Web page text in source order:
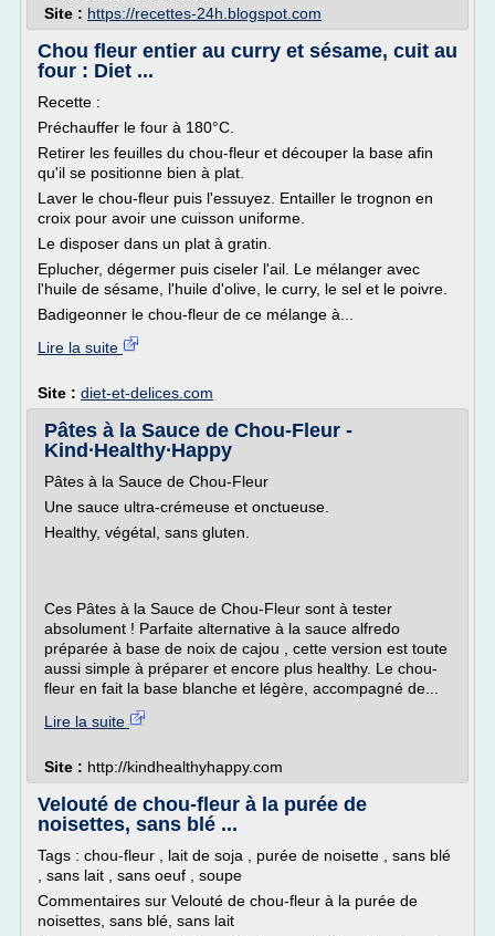
Site : https://recettes-24h.blogspot.com
Chou fleur entier au curry et sésame, cuit au
four : Diet ...
Recette :
Préchauffer le four à 180°C.
Retirer les feuilles du chou-fleur et découper la base afin
qu'il se positionne bien à plat.
Laver le chou-fleur puis l'essuyez. Entailler le trognon en
croix pour avoir une cuisson uniforme.
Le disposer dans un plat à gratin.
Eplucher, dégermer puis ciseler l'ail. Le mélanger avec
l'huile de sésame, l'huile d'olive, le curry, le sel et le poivre.
Badigeonner le chou-fleur de ce mélange à...
Lire la suite
Site : diet-et-delices.com
Pâtes à la Sauce de Chou-Fleur -
Kind∙Healthy∙Happy
Pâtes à la Sauce de Chou-Fleur
Une sauce ultra-crémeuse et onctueuse.
Healthy, végétal, sans gluten.
Ces Pâtes à la Sauce de Chou-Fleur sont à tester
absolument ! Parfaite alternative à la sauce alfredo
préparée à base de noix de cajou , cette version est toute
aussi simple à préparer et encore plus healthy. Le chou-
fleur en fait la base blanche et légère, accompagné de...
Lire la suite
Site : http://kindhealthyhappy.com
Velouté de chou-fleur à la purée de
noisettes, sans blé ...
Tags : chou-fleur , lait de soja , purée de noisette , sans blé
, sans lait , sans oeuf , soupe
Commentaires sur Velouté de chou-fleur à la purée de
noisettes, sans blé, sans lait